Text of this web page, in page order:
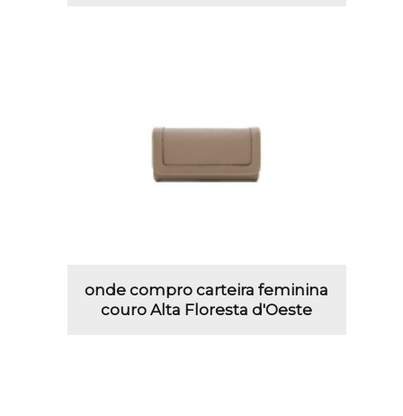
onde compro carteira feminina
couro Alta Floresta d'Oeste